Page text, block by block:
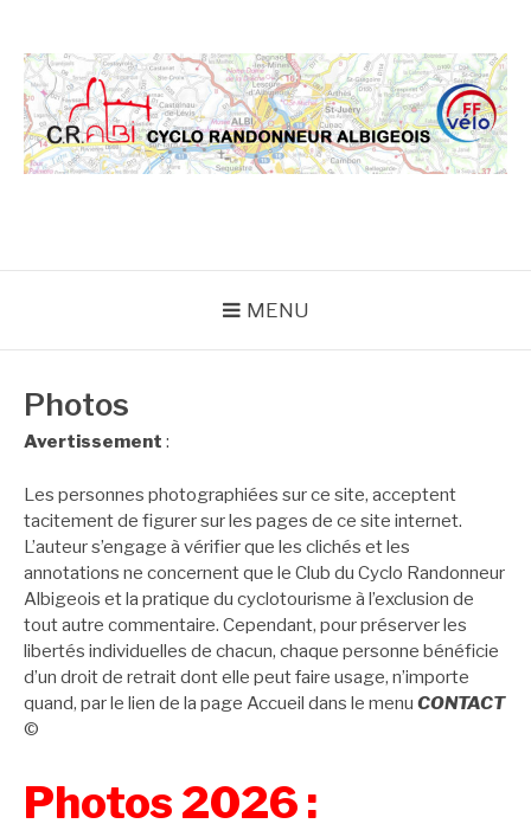
contenu
MENU
Photos
Avertissement :
Les personnes photographiées sur ce site, acceptent
tacitement de figurer sur les pages de ce site internet.
L’auteur s’engage à vérifier que les clichés et les
annotations ne concernent que le Club du Cyclo Randonneur
Albigeois et la pratique du cyclotourisme à l’exclusion de
tout autre commentaire. Cependant, pour préserver les
libertés individuelles de chacun, chaque personne bénéficie
d’un droit de retrait dont elle peut faire usage, n’importe
quand, par le lien de la page Accueil dans le menu CONTACT
©
Photos 2026 :